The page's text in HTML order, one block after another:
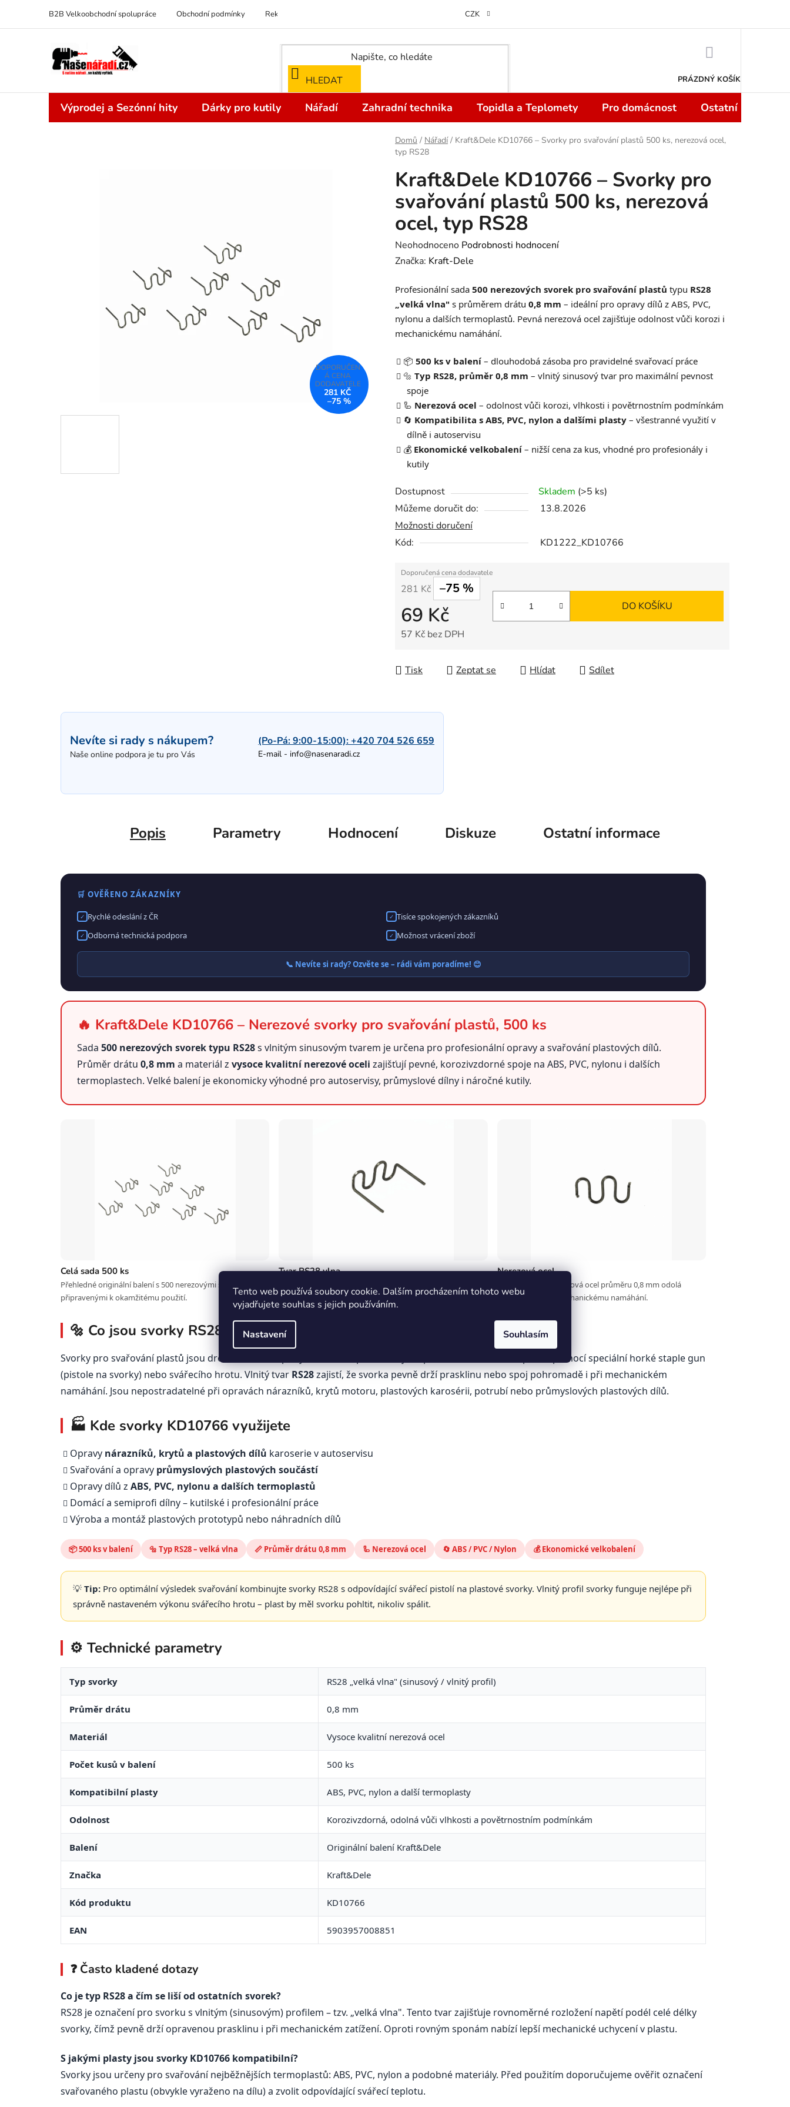
Tento web používá soubory cookie. Dalším procházením tohoto webu
vyjadřujete souhlas s jejich používáním.
Nastavení Souhlasím
obsah
B2B Velkoobchodní spolupráce Obchodní podmínky Reklamace Odstoupení od kupní smlouvy do 14 dní
CZK
HLEDAT PRÁZDNÝ KOŠÍK
Výprodej a Sezónní hity Dárky pro kutily Nářadí Zahradní technika Topidla a Teplomety Pro domácnost Ostatní
Domů / Nářadí / Kraft&Dele KD10766 – Svorky pro svařování plastů 500 ks, nerezová ocel,
typ RS28
Kraft&Dele KD10766 – Svorky pro
svařování plastů 500 ks, nerezová
ocel, typ RS28
Průměrné
hodnocení
je
0,0
z
5
hvězdiček.
Neohodnoceno Podrobnosti hodnocení
Značka: Kraft-Dele
Profesionální sada 500 nerezových svorek pro svařování plastů typu RS28
„velká vlna" s průměrem drátu 0,8 mm – ideální pro opravy dílů z ABS, PVC,
nylonu a dalších termoplastů. Pevná nerezová ocel zajišťuje odolnost vůči korozi i
mechanickému namáhání.
📦 500 ks v balení – dlouhodobá zásoba pro pravidelné svařovací práce
🔩 Typ RS28, průměr 0,8 mm – vlnitý sinusový tvar pro maximální pevnost
spoje
🦾 Nerezová ocel – odolnost vůči korozi, vlhkosti i povětrnostním podmínkám
🔄 Kompatibilita s ABS, PVC, nylon a dalšími plasty – všestranné využití v
dílně i autoservisu
💰 Ekonomické velkobalení – nižší cena za kus, vhodné pro profesionály i
kutily
Dostupnost Skladem (>5 ks)
Můžeme doručit do:
13.8.2026
Možnosti doručení
Kód:
KD1222_KD10766
281 Kč –75 %
69 Kč
57 Kč bez DPH
DO KOŠÍKU
Tisk Zeptat se Hlídat Sdílet
281 KČ
–75 %
Nevíte si rady s nákupem?
Naše online podpora je tu pro Vás
(Po-Pá: 9:00-15:00):+420 704 526 659
E-mail - info@nasenaradi.cz
Popis Parametry Hodnocení Diskuze Ostatní informace
🛒 OVĚŘENO ZÁKAZNÍKY
✓ Rychlé odeslání z ČR ✓ Tisíce spokojených zákazníků
✓ Odborná technická podpora ✓ Možnost vrácení zboží
📞 Nevíte si rady? Ozvěte se – rádi vám poradíme! 😊
🔥 Kraft&Dele KD10766 – Nerezové svorky pro svařování plastů, 500 ks
Sada 500 nerezových svorek typu RS28s vlnitým sinusovým tvarem je určena pro profesionální opravy a svařování plastových dílů.
Průměr drátu 0,8 mm a materiál z vysoce kvalitní nerezové oceli zajišťují pevné, korozivzdorné spoje na ABS, PVC, nylonu i dalších
termoplastech. Velké balení je ekonomicky výhodné pro autoservisy, průmyslové dílny i náročné kutily.
Celá sada 500 ks
Přehledné originální balení s 500 nerezovými svorkami
připravenými k okamžitému použití.
Tvar RS28 vlna
Sinusový vlnitý profil svorky zajišťuje pevné ukotvení v
plastu a rovnoměrné rozložení napětí spoje.
Nerezová ocel
Vysoce kvalitní nerezová ocel průměru 0,8 mm odolá
korozi, vlhkosti i mechanickému namáhání.
🔩 Co jsou svorky RS28 a k čemu slouží?
Svorky pro svařování plastů jsou drobné kovové spony, které se zapracovávají do povrchu svařovaného plastu pomocí speciální horké staple gun
(pistole na svorky) nebo svářecího hrotu. Vlnitý tvar RS28zajistí, že svorka pevně drží prasklinu nebo spoj pohromadě i při mechanickém
namáhání. Jsou nepostradatelné při opravách nárazníků, krytů motoru, plastových karosérii, potrubí nebo průmyslových plastových dílů.
🏭 Kde svorky KD10766 využijete
Opravy nárazníků, krytů a plastových dílů karoserie v autoservisu
Svařování a opravy průmyslových plastových součástí
Opravy dílů z ABS, PVC, nylonu a dalších termoplastů
Domácí a semiprofi dílny – kutilské i profesionální práce
Výroba a montáž plastových prototypů nebo náhradních dílů
📦 500 ks v balení 🔩 Typ RS28 – velká vlna 📏 Průměr drátu 0,8 mm 🦾 Nerezová ocel 🔄 ABS / PVC / Nylon 💰 Ekonomické velkobalení
💡 Tip: Pro optimální výsledek svařování kombinujte svorky RS28 s odpovídající svářecí pistolí na plastové svorky. Vlnitý profil svorky funguje nejlépe při
správně nastaveném výkonu svářecího hrotu – plast by měl svorku pohltit, nikoliv spálit.
⚙️ Technické parametry
Typ svorky RS28 „velká vlna" (sinusový / vlnitý profil)
Průměr drátu 0,8 mm
Materiál Vysoce kvalitní nerezová ocel
Počet kusů v balení 500 ks
Kompatibilní plasty ABS, PVC, nylon a další termoplasty
Odolnost Korozivzdorná, odolná vůči vlhkosti a povětrnostním podmínkám
Balení Originální balení Kraft&Dele
Značka Kraft&Dele
Kód produktu KD10766
EAN 5903957008851
❓ Často kladené dotazy
Co je typ RS28 a čím se liší od ostatních svorek?
RS28 je označení pro svorku s vlnitým (sinusovým) profilem – tzv. „velká vlna". Tento tvar zajišťuje rovnoměrné rozložení napětí podél celé délky
svorky, čímž pevně drží opravenou prasklinu i při mechanickém zatížení. Oproti rovným sponám nabízí lepší mechanické uchycení v plastu.
S jakými plasty jsou svorky KD10766 kompatibilní?
Svorky jsou určeny pro svařování nejběžnějších termoplastů: ABS, PVC, nylon a podobné materiály. Před použitím doporučujeme ověřit označení
svařovaného plastu (obvykle vyraženo na dílu) a zvolit odpovídající svářecí teplotu.